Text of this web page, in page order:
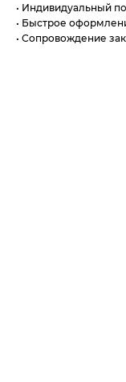
• Индивидуальный
• Быстрое
• Сопровождение